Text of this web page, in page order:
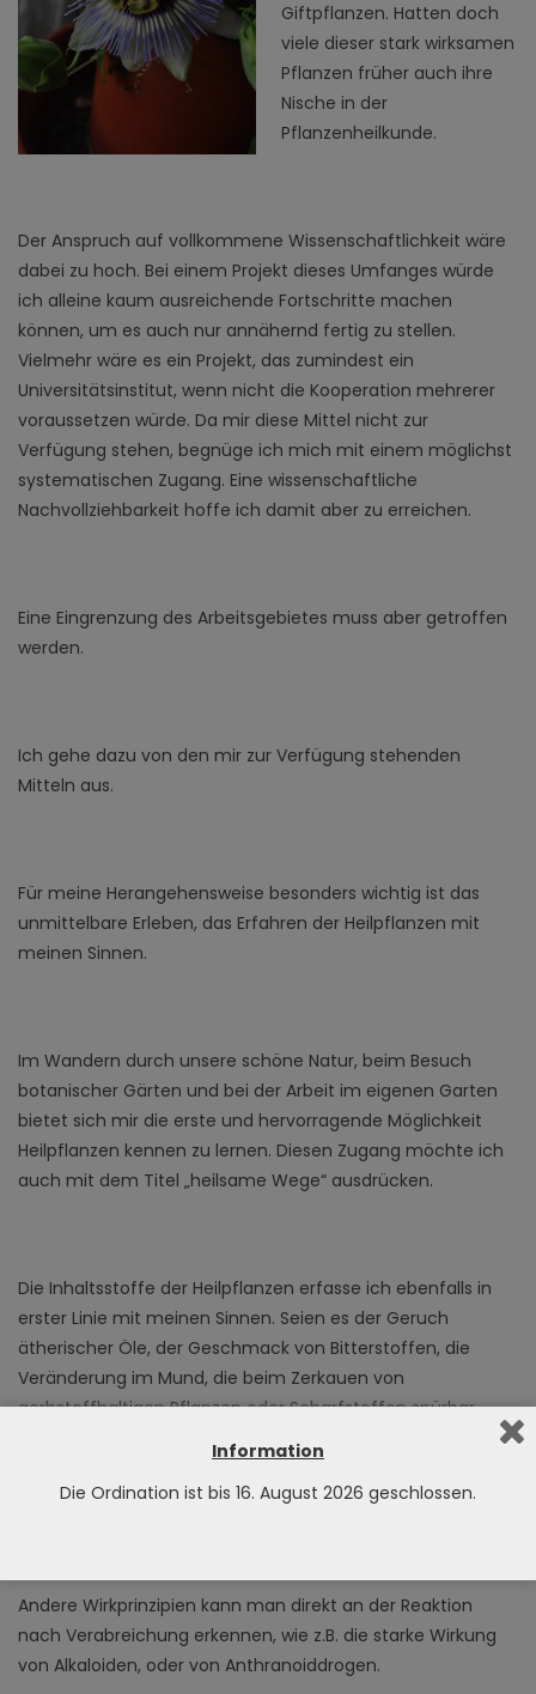
Giftpflanzen. Hatten doch
viele dieser stark wirksamen
Pflanzen früher auch ihre
Nische in der
Pflanzenheilkunde.
Der Anspruch auf vollkommene Wissenschaftlichkeit wäre
dabei zu hoch. Bei einem Projekt dieses Umfanges würde
ich alleine kaum ausreichende Fortschritte machen
können, um es auch nur annähernd fertig zu stellen.
Vielmehr wäre es ein Projekt, das zumindest ein
Universitätsinstitut, wenn nicht die Kooperation mehrerer
voraussetzen würde. Da mir diese Mittel nicht zur
Verfügung stehen, begnüge ich mich mit einem möglichst
systematischen Zugang. Eine wissenschaftliche
Nachvollziehbarkeit hoffe ich damit aber zu erreichen.
Eine Eingrenzung des Arbeitsgebietes muss aber getroffen
werden.
Ich gehe dazu von den mir zur Verfügung stehenden
Mitteln aus.
Für meine Herangehensweise besonders wichtig ist das
unmittelbare Erleben, das Erfahren der Heilpflanzen mit
meinen Sinnen.
Im Wandern durch unsere schöne Natur, beim Besuch
botanischer Gärten und bei der Arbeit im eigenen Garten
bietet sich mir die erste und hervorragende Möglichkeit
Heilpflanzen kennen zu lernen. Diesen Zugang möchte ich
auch mit dem Titel „heilsame Wege“ ausdrücken.
Die Inhaltsstoffe der Heilpflanzen erfasse ich ebenfalls in
erster Linie mit meinen Sinnen. Seien es der Geruch
ätherischer Öle, der Geschmack von Bitterstoffen, die
Veränderung im Mund, die beim Zerkauen von
gerbstoffhaltigen Pflanzen oder Scharfstoffen spürbar
werden, oder die schleimigen Mucilaginosa. Sei es die Farbe
Schaum von Saponinen.
Andere Wirkprinzipien kann man direkt an der Reaktion
nach Verabreichung erkennen, wie z.B. die starke Wirkung
von Alkaloiden, oder von Anthranoiddrogen.
Information
Die Ordination ist bis 16. August 2026 geschlossen.